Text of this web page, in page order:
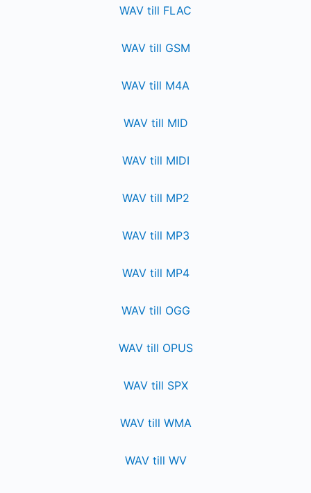
WAV till FLAC
WAV till GSM
WAV till M4A
WAV till MID
WAV till MIDI
WAV till MP2
WAV till MP3
WAV till MP4
WAV till OGG
WAV till OPUS
WAV till SPX
WAV till WMA
WAV till WV